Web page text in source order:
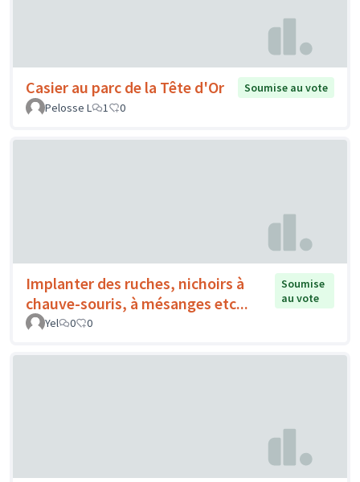
Casier au parc de la Tête d'Or
Soumise au vote
Pelosse L
1 0
Implanter des ruches, nichoirs à
chauve-souris, à mésanges etc...
Soumise
au vote
Yel
0 0